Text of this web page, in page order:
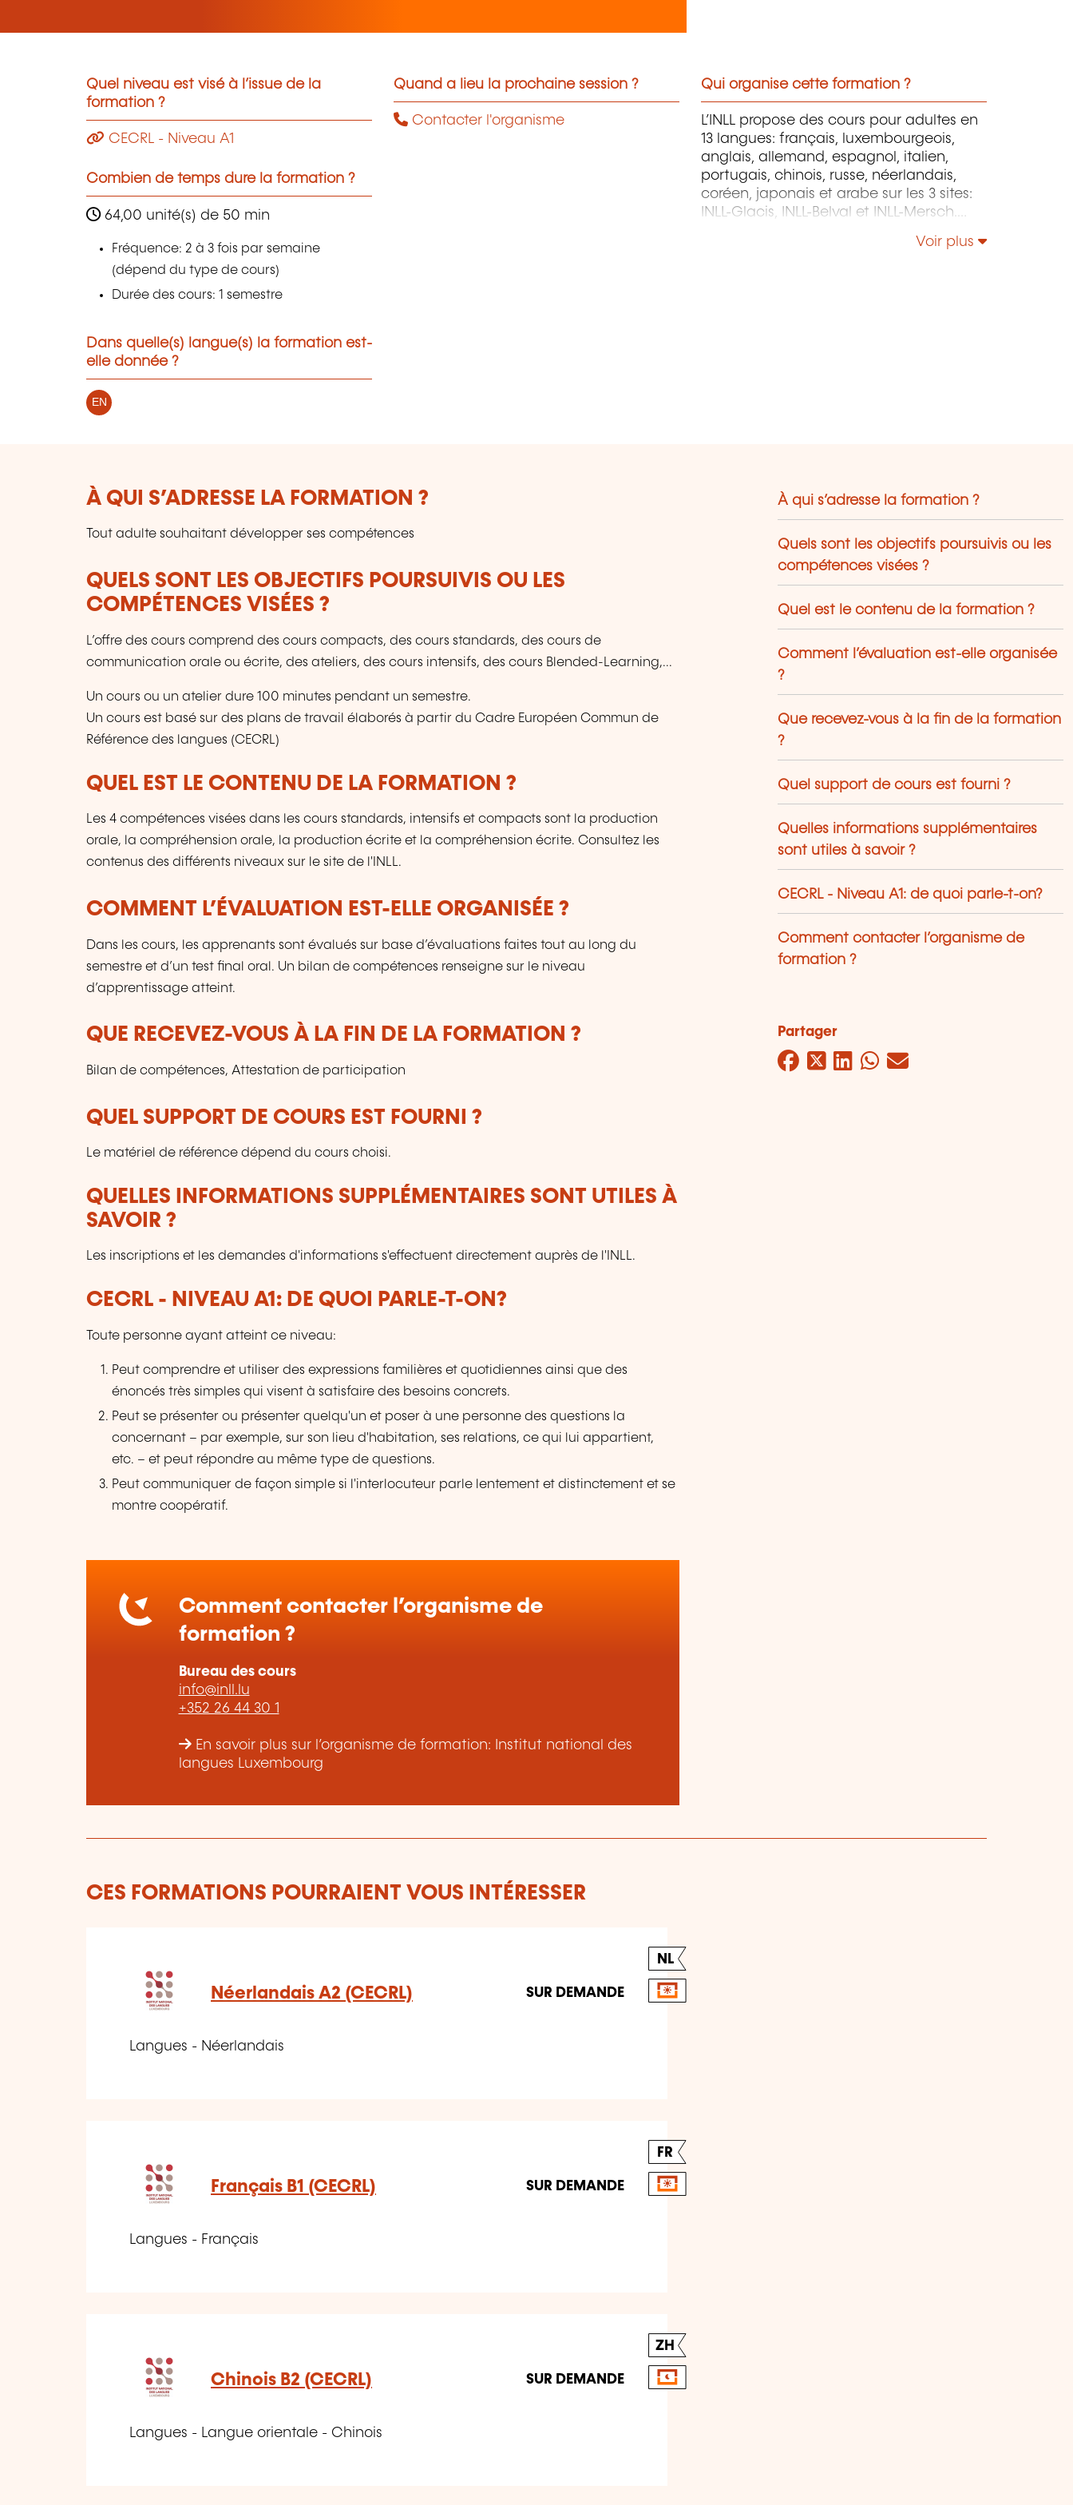
Quel niveau est visé à l’issue de la
formation ?
CECRL - Niveau A1
Combien de temps dure la formation ?
64,00 unité(s) de 50 min
Fréquence: 2 à 3 fois par semaine
(dépend du type de cours)
Durée des cours: 1 semestre
Dans quelle(s) langue(s) la formation est-
elle donnée ?
EN
Quand a lieu la prochaine session ?
Contacter l'organisme
Qui organise cette formation ?
L’INLL propose des cours pour adultes en
13 langues: français, luxembourgeois,
anglais, allemand, espagnol, italien,
portugais, chinois, russe, néerlandais,
coréen, japonais et arabe sur les 3 sites:
INLL-Glacis, INLL-Belval et INLL-Mersch.
certification officiel des tests et examens
Voir plus
À QUI S’ADRESSE LA FORMATION ?
Tout adulte souhaitant développer ses compétences
QUELS SONT LES OBJECTIFS POURSUIVIS OU LES
COMPÉTENCES VISÉES ?
L’offre des cours comprend des cours compacts, des cours standards, des cours de
communication orale ou écrite, des ateliers, des cours intensifs, des cours Blended-Learning,...
Un cours ou un atelier dure 100 minutes pendant un semestre.
Un cours est basé sur des plans de travail élaborés à partir du Cadre Européen Commun de
Référence des langues (CECRL)
QUEL EST LE CONTENU DE LA FORMATION ?
Les 4 compétences visées dans les cours standards, intensifs et compacts sont la production
orale, la compréhension orale, la production écrite et la compréhension écrite. Consultez les
contenus des différents niveaux sur le site de l'INLL.
COMMENT L’ÉVALUATION EST-ELLE ORGANISÉE ?
Dans les cours, les apprenants sont évalués sur base d’évaluations faites tout au long du
semestre et d’un test final oral. Un bilan de compétences renseigne sur le niveau
d’apprentissage atteint.
QUE RECEVEZ-VOUS À LA FIN DE LA FORMATION ?
Bilan de compétences, Attestation de participation
QUEL SUPPORT DE COURS EST FOURNI ?
Le matériel de référence dépend du cours choisi.
QUELLES INFORMATIONS SUPPLÉMENTAIRES SONT UTILES À
SAVOIR ?
Les inscriptions et les demandes d'informations s'effectuent directement auprès de l'INLL.
CECRL - NIVEAU A1: DE QUOI PARLE-T-ON?
Toute personne ayant atteint ce niveau:
Peut comprendre et utiliser des expressions familières et quotidiennes ainsi que des
énoncés très simples qui visent à satisfaire des besoins concrets.
Peut se présenter ou présenter quelqu'un et poser à une personne des questions la
concernant – par exemple, sur son lieu d'habitation, ses relations, ce qui lui appartient,
etc. – et peut répondre au même type de questions.
Peut communiquer de façon simple si l'interlocuteur parle lentement et distinctement et se
montre coopératif.
Comment contacter l’organisme de
formation ?
Bureau des cours
info@inll.lu
+352 26 44 30 1
En savoir plus sur l’organisme de formation: Institut national des
langues Luxembourg
À qui s’adresse la formation ?
Quels sont les objectifs poursuivis ou les
compétences visées ?
Quel est le contenu de la formation ?
Comment l’évaluation est-elle organisée
?
Que recevez-vous à la fin de la formation
?
Quel support de cours est fourni ?
Quelles informations supplémentaires
sont utiles à savoir ?
CECRL - Niveau A1: de quoi parle-t-on?
Comment contacter l’organisme de
formation ?
Partager
Facebook
Twitter
LinkedIn
WhatsApp
Mail
CES FORMATIONS POURRAIENT VOUS INTÉRESSER
NL
Néerlandais A2 (CECRL) SUR DEMANDE
Langues - Néerlandais
FR
Français B1 (CECRL) SUR DEMANDE
Langues - Français
ZH
Chinois B2 (CECRL) SUR DEMANDE
Langues - Langue orientale - Chinois